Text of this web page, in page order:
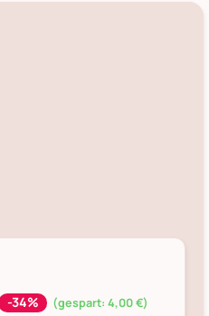
-34% (gespart: 4,00 €)